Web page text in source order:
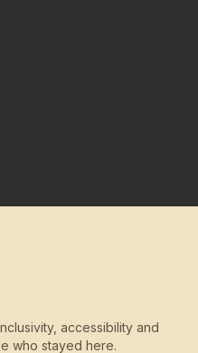
accessibility and
who stayed here.